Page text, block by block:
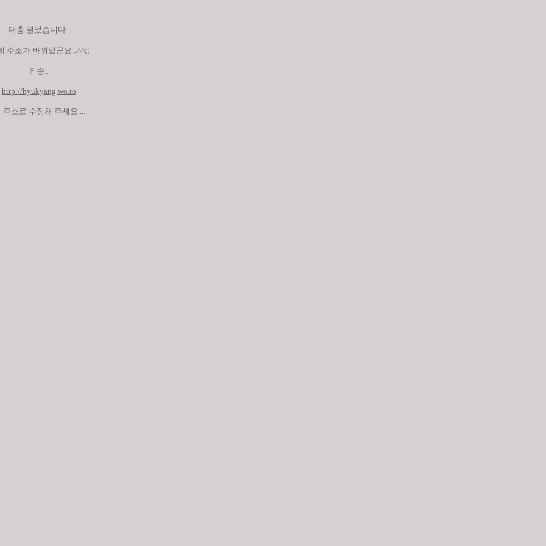
대충 열었습니다..
주소가 바뀌었군요...^^;;
죄송...
http://hyukyang.wo.to
주소로 수정해 주세요....